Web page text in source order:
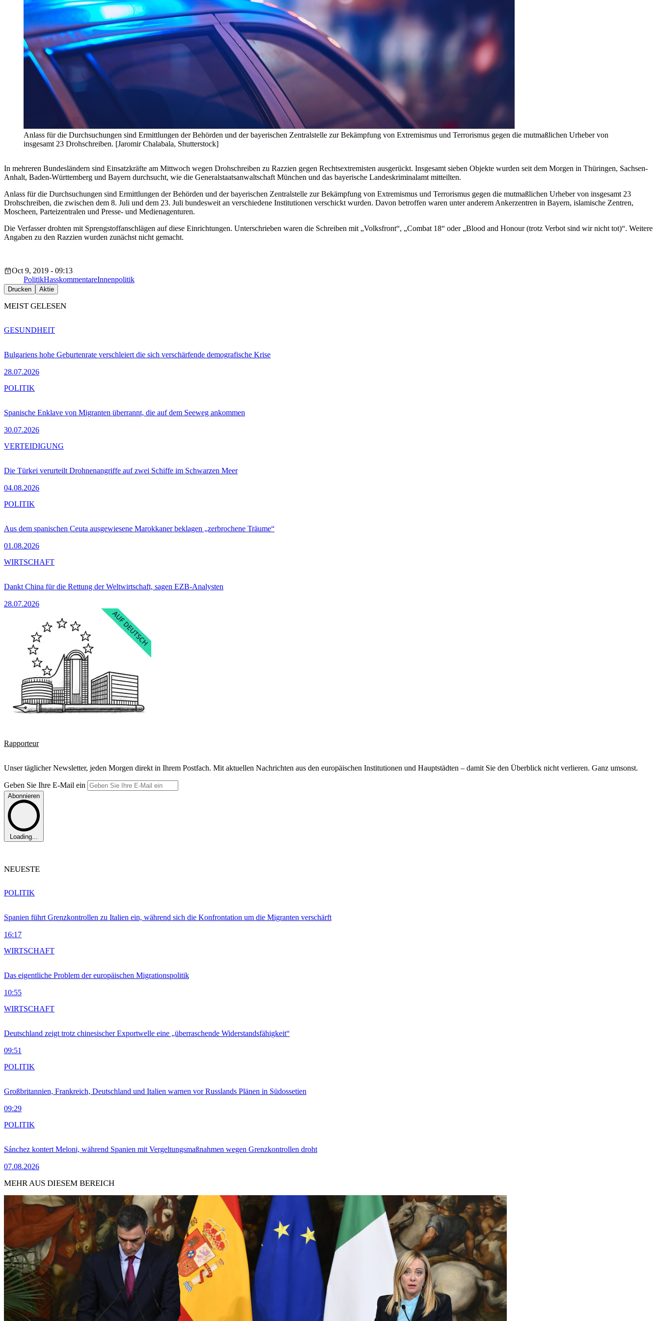
Anlass für die Durchsuchungen sind Ermittlungen der Behörden und der bayerischen Zentralstelle zur Bekämpfung von Extremismus und Terrorismus gegen die mutmaßlichen Urheber von
insgesamt 23 Drohschreiben. [Jaromir Chalabala, Shutterstock]
In mehreren Bundesländern sind Einsatzkräfte am Mittwoch wegen Drohschreiben zu Razzien gegen Rechtsextremisten ausgerückt. Insgesamt sieben Objekte wurden seit dem Morgen in Thüringen, Sachsen-
Anhalt, Baden-Württemberg und Bayern durchsucht, wie die Generalstaatsanwaltschaft München und das bayerische Landeskriminalamt mitteilten.
Anlass für die Durchsuchungen sind Ermittlungen der Behörden und der bayerischen Zentralstelle zur Bekämpfung von Extremismus und Terrorismus gegen die mutmaßlichen Urheber von insgesamt 23
Drohschreiben, die zwischen dem 8. Juli und dem 23. Juli bundesweit an verschiedene Institutionen verschickt wurden. Davon betroffen waren unter anderem Ankerzentren in Bayern, islamische Zentren,
Moscheen, Parteizentralen und Presse- und Medienagenturen.
Die Verfasser drohten mit Sprengstoffanschlägen auf diese Einrichtungen. Unterschrieben waren die Schreiben mit „Volksfront“, „Combat 18“ oder „Blood and Honour (trotz Verbot sind wir nicht tot)“. Weitere
Angaben zu den Razzien wurden zunächst nicht gemacht.
Oct 9, 2019 - 09:13
PolitikHasskommentareInnenpolitik
Drucken Aktie
MEIST GELESEN
Bulgariens hohe Geburtenrate verschleiert die sich verschärfende demografische Krise
28.07.2026
GESUNDHEIT
Spanische Enklave von Migranten überrannt, die auf dem Seeweg ankommen
30.07.2026
POLITIK
Die Türkei verurteilt Drohnenangriffe auf zwei Schiffe im Schwarzen Meer
04.08.2026
VERTEIDIGUNG
Aus dem spanischen Ceuta ausgewiesene Marokkaner beklagen „zerbrochene Träume“
01.08.2026
POLITIK
Dankt China für die Rettung der Weltwirtschaft, sagen EZB-Analysten
28.07.2026
WIRTSCHAFT
Rapporteur
Unser täglicher Newsletter, jeden Morgen direkt in Ihrem Postfach. Mit aktuellen Nachrichten aus den europäischen Institutionen und Hauptstädten – damit Sie den Überblick nicht verlieren. Ganz umsonst.
Geben Sie Ihre E-Mail ein
Abonnieren
Loading...
NEUESTE
Spanien führt Grenzkontrollen zu Italien ein, während sich die Konfrontation um die Migranten verschärft
16:17
POLITIK
Das eigentliche Problem der europäischen Migrationspolitik
10:55
WIRTSCHAFT
Deutschland zeigt trotz chinesischer Exportwelle eine „überraschende Widerstandsfähigkeit“
09:51
WIRTSCHAFT
Großbritannien, Frankreich, Deutschland und Italien warnen vor Russlands Plänen in Südossetien
09:29
POLITIK
Sánchez kontert Meloni, während Spanien mit Vergeltungsmaßnahmen wegen Grenzkontrollen droht
07.08.2026
POLITIK
MEHR AUS DIESEM BEREICH